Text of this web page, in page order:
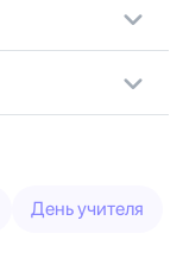
День учителя